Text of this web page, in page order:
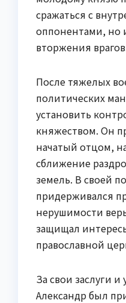
сражаться с
оппонентами, но
вторжения
После тяжелых
политических
установить
княжеством. Он
начатый отцом,
сближение
земель. В своей
придерживался
нерушимости
защищал
православной
За свои заслуги
Александр был